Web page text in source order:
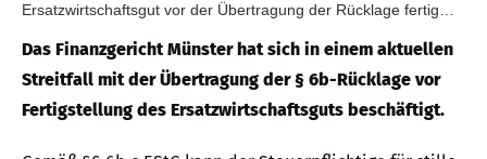
Ersatzwirtschaftsgut vor der Übertragung der Rücklage fertig
Das Finanzgericht Münster hat sich in einem aktuellen
Streitfall mit der Übertragung der § 6b-Rücklage vor
Fertigstellung des Ersatzwirtschaftsguts beschäftigt.